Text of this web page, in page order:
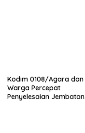
Kodim 0108/Agara dan
Warga Percepat
Penyelesaian Jembatan